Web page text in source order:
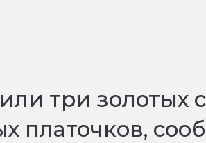
три золотых
платочков,